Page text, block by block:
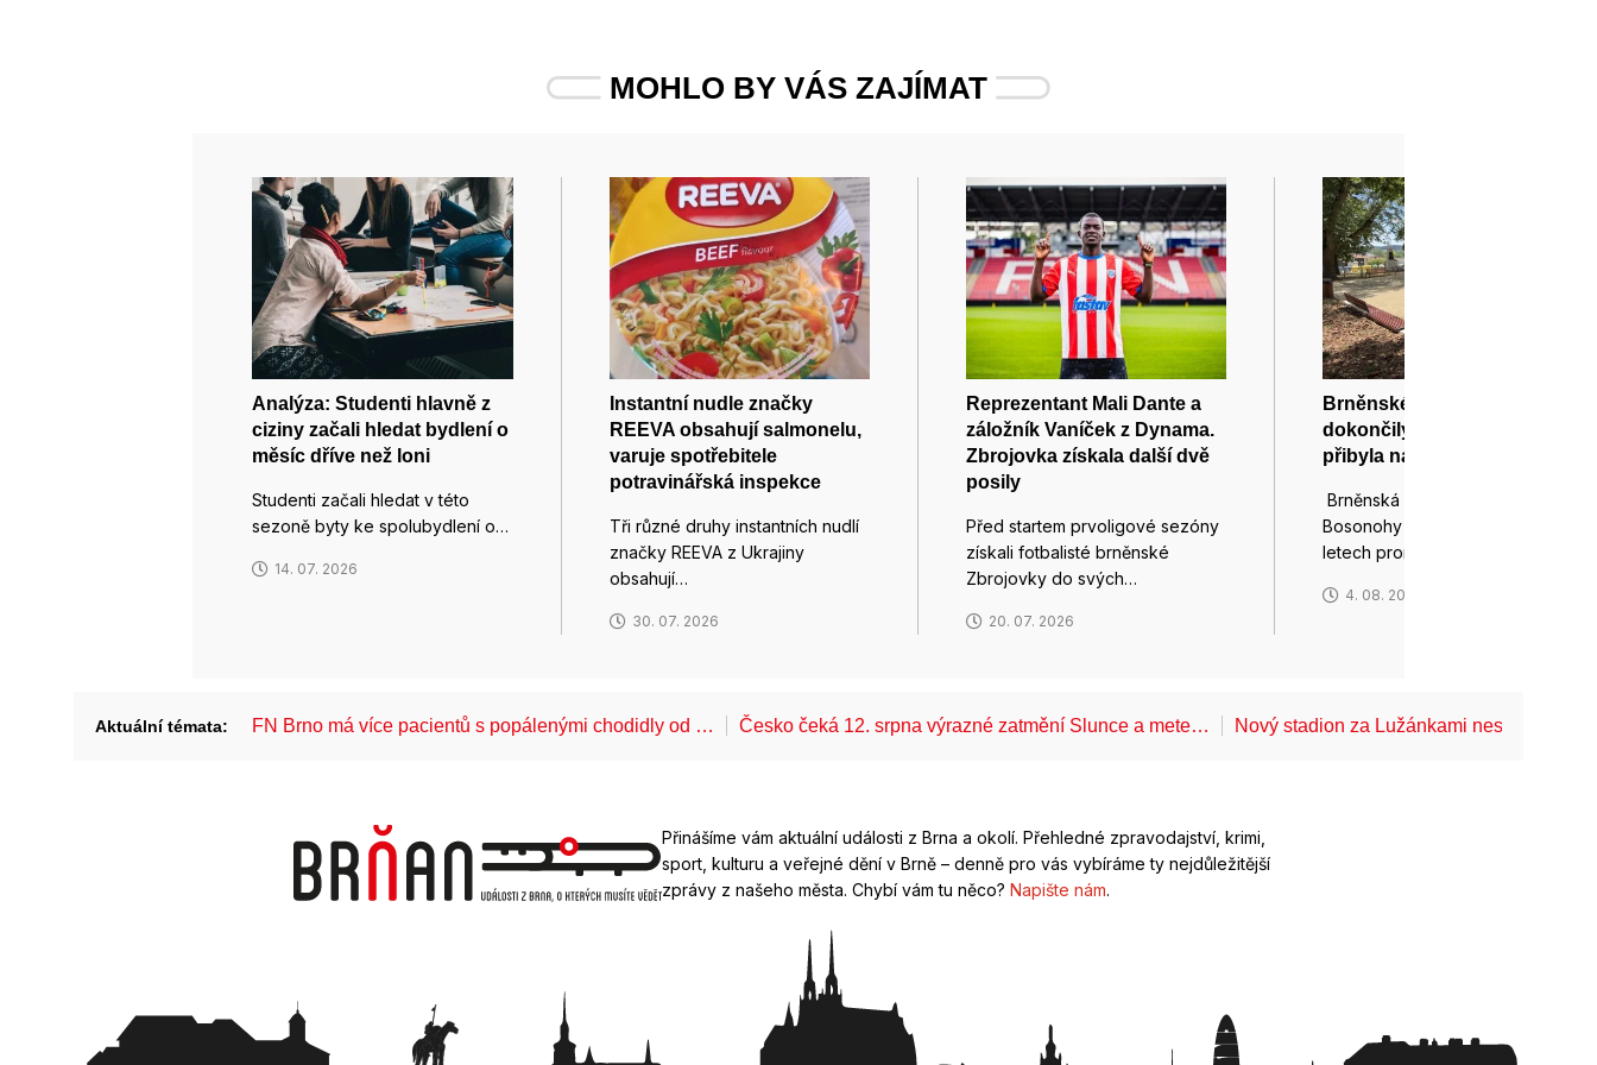
MOHLO BY VÁS ZAJÍMAT
Analýza: Studenti hlavně z
ciziny začali hledat bydlení o
měsíc dříve než loni
Studenti začali hledat v této
sezoně byty ke spolubydlení o…
14. 07. 2026
Instantní nudle značky
REEVA obsahují salmonelu,
varuje spotřebitele
potravinářská inspekce
Tři různé druhy instantních nudlí
značky REEVA z Ukrajiny
obsahují…
30. 07. 2026
Reprezentant Mali Dante a
záložník Vaníček z Dynama.
Zbrojovka získala další dvě
posily
Před startem prvoligové sezóny
získali fotbalisté brněnské
Zbrojovky do svých…
20. 07. 2026
Brněnské Bosonohy
dokončily proměnu náměstí,
přibyla na něm kašna i zeleň
Brněnská městská část
Bosonohy dokončila po několika
letech proměnu Bosonožského…
4. 08. 2026
Aktuální témata: FN Brno má více pacientů s popálenými chodidly od … Česko čeká 12. srpna výrazné zatmění Slunce a mete… Nový stadion za Lužánkami nesmí mít dle
Přinášíme vám aktuální události z Brna a okolí. Přehledné zpravodajství, krimi,
sport, kulturu a veřejné dění v Brně – denně pro vás vybíráme ty nejdůležitější
zprávy z našeho města. Chybí vám tu něco? Napište nám.